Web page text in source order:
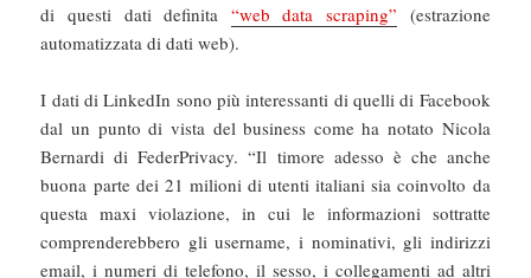
di questi dati definita “web data scraping” (estrazione
automatizzata di dati web).
I dati di LinkedIn sono più interessanti di quelli di Facebook
dal un punto di vista del business come ha notato Nicola
Bernardi di FederPrivacy. “Il timore adesso è che anche
buona parte dei 21 milioni di utenti italiani sia coinvolto da
questa maxi violazione, in cui le informazioni sottratte
comprenderebbero gli username, i nominativi, gli indirizzi
email, i numeri di telefono, il sesso, i collegamenti ad altri